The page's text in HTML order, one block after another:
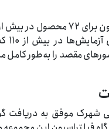
مقصد را به‌طور
شهرک موفق به